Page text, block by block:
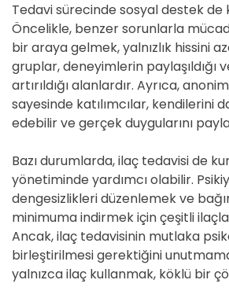
Tedavi sürecinde sosyal destek
Öncelikle, benzer sorunlarla
bir araya gelmek, yalnızlık hissini
gruplar, deneyimlerin paylaşıldığı
artırıldığı alanlardır. Ayrıca,
sayesinde katılımcılar, kendilerini
edebilir ve gerçek duygularını
Bazı durumlarda, ilaç tedavisi de
yönetiminde yardımcı olabilir.
dengesizlikleri düzenlemek ve
minimuma indirmek için çeşitli
Ancak, ilaç tedavisinin mutlaka
birleştirilmesi gerektiğini
yalnızca ilaç kullanmak, köklü bir